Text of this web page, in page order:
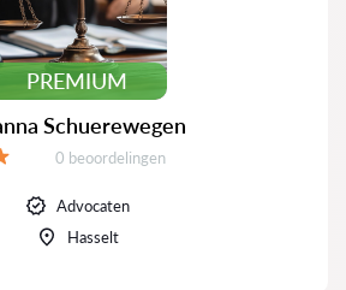
PREMIUM
Schuerewegen
Beoordelingen:
0 beoordelingen
Advocaten
Hasselt